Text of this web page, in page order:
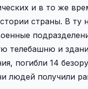
и в то же
страны. В ту
телебашню и
погибли 14
людей получили